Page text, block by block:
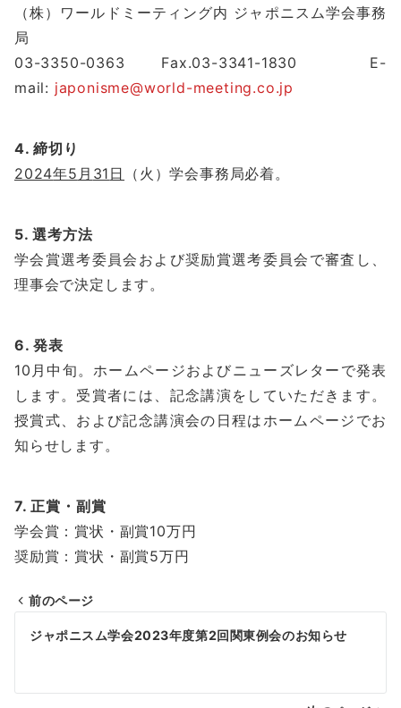
（株）ワールドミーティング内 ジャポニスム学会事務
局
03-3350-0363 Fax.03-3341-1830 E-
mail: japonisme@world-meeting.co.jp
4. 締切り
2024年5 月 31 日 （火）学会事務局必着。
5. 選考方法
学会賞選考委員会および奨励賞選考委員会で審査し、
理事会で決定します。
6. 発表
10月中旬。ホームページおよびニューズレターで発表
します。受賞者には、記念講演をしていただきます。
授賞式、および記念講演会の日程はホームページでお
知らせします。
7. 正賞・副賞
学会賞：賞状・副賞10万円
奨励賞：賞状・副賞5万円
投
前のページ
ジャポニスム学会2023年度第2回関東例会のお知らせ